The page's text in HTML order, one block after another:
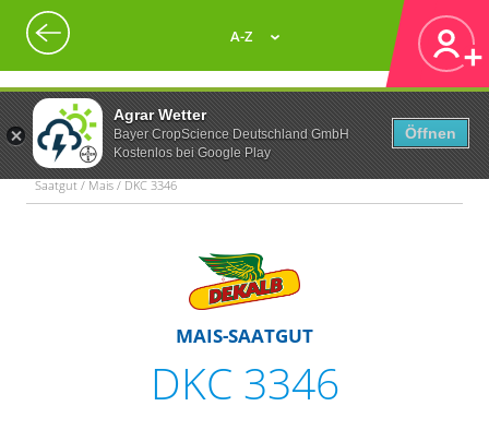
Agrar Wetter
Bayer CropScience Deutschland GmbH
Kostenlos bei Google Play
Öffnen
A-Z
Saatgut / Mais / DKC 3346
MAIS-SAATGUT
DKC 3346